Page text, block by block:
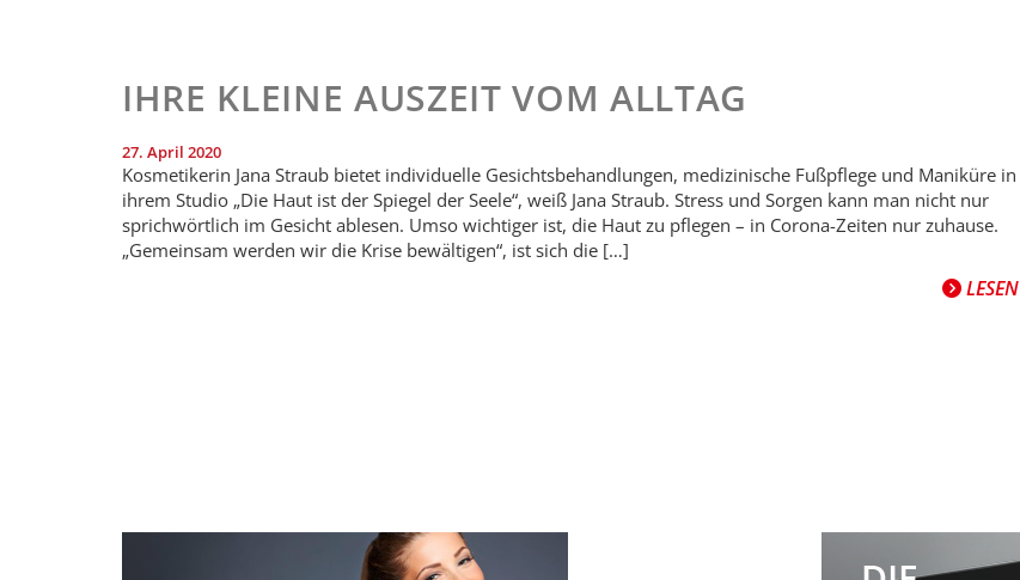
IHRE KLEINE AUSZEIT VOM ALLTAG
27. April 2020
Kosmetikerin Jana Straub bietet individuelle Gesichtsbehandlungen, medizinische Fußpflege und Maniküre in
ihrem Studio „Die Haut ist der Spiegel der Seele“, weiß Jana Straub. Stress und Sorgen kann man nicht nur
sprichwörtlich im Gesicht ablesen. Umso wichtiger ist, die Haut zu pflegen – in Corona-Zeiten nur zuhause.
„Gemeinsam werden wir die Krise bewältigen“, ist sich die […]
LESEN